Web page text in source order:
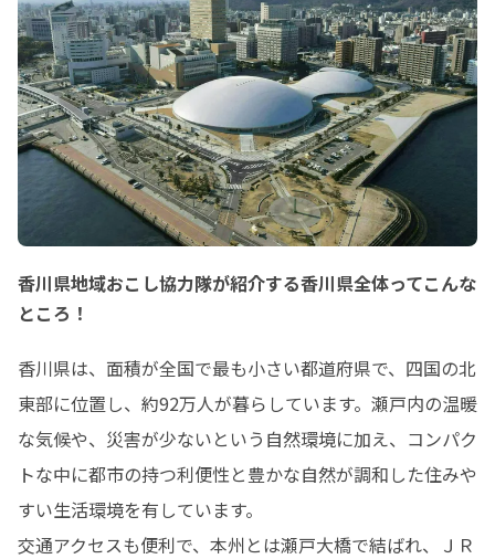
香川県地域おこし協力隊が紹介する香川県全体ってこんな
ところ！
香川県は、面積が全国で最も小さい都道府県で、四国の北
東部に位置し、約92万人が暮らしています。瀬戸内の温暖
な気候や、災害が少ないという自然環境に加え、コンパク
トな中に都市の持つ利便性と豊かな自然が調和した住みや
すい生活環境を有しています。
交通アクセスも便利で、本州とは瀬戸大橋で結ばれ、ＪＲ